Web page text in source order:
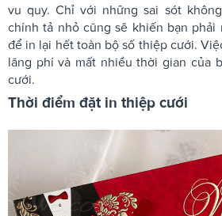
vu quy. Chỉ với những sai sót
chính tả nhỏ cũng sẽ khiến bạn phải
để in lại hết toàn bộ số thiệp cưới.
lãng phí và mất nhiều thời gian của
cưới.
Thời điểm đặt in thiệp cưới